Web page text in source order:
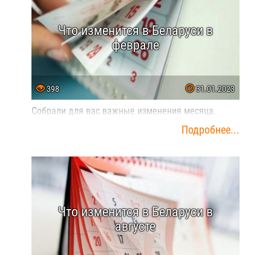
Что изменится в Беларуси в
феврале
398 31.01.2023
Собрали для вас важные изменения месяца.
Подробнее...
Что изменится в Беларуси в
августе